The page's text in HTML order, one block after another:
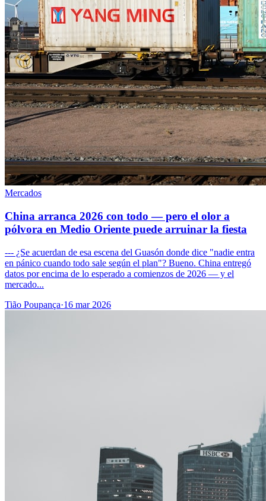
Mercados
China arranca 2026 con todo — pero el olor a
pólvora en Medio Oriente puede arruinar la fiesta
--- ¿Se acuerdan de esa escena del Guasón donde dice "nadie entra
en pánico cuando todo sale según el plan"? Bueno. China entregó
datos por encima de lo esperado a comienzos de 2026 — y el
mercado...
Tião Poupança·16 mar 2026